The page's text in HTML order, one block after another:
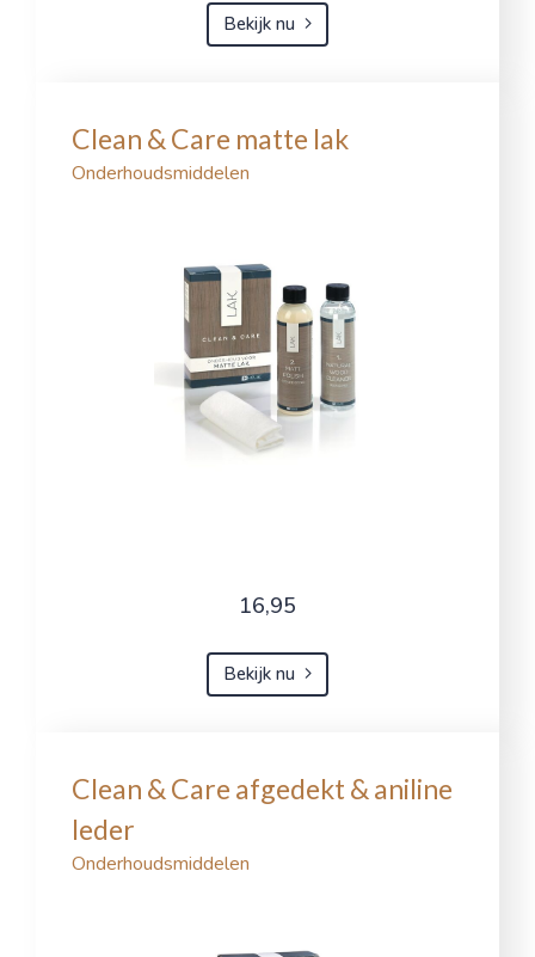
Bekijk nu
Clean & Care matte lak
Onderhoudsmiddelen
16,95
Bekijk nu
Clean & Care afgedekt & aniline
leder
Onderhoudsmiddelen